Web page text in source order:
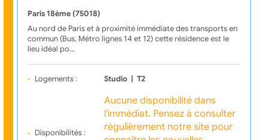
Paris 18ème (75018)
Au nord de Paris et à proximité immédiate des transports en
commun (Bus, Métro lignes 14 et 12) cette résidence est le
lieu idéal po…
Logements : Studio | T2
Disponibilités :
Aucune disponibilité dans
l'immédiat. Pensez à consulter
régulièrement notre site pour